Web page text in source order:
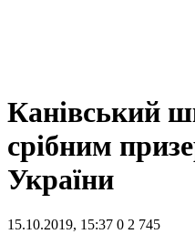
Канівський
срібним
України
15.10.2019, 15:37 0 2 745